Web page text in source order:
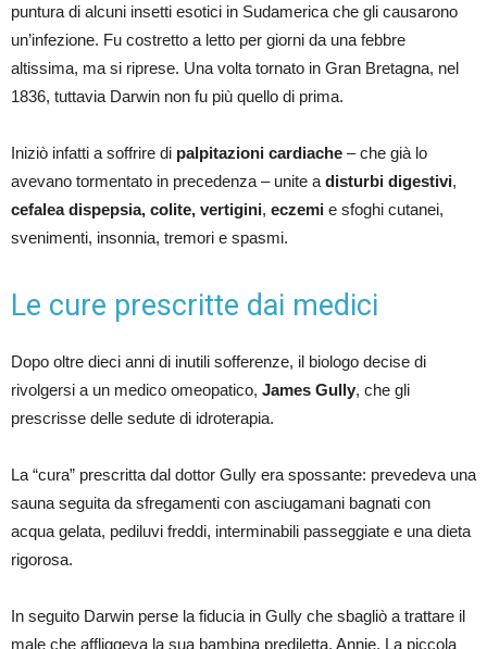
puntura di alcuni insetti esotici in Sudamerica che gli causarono
un’infezione. Fu costretto a letto per giorni da una febbre
altissima, ma si riprese. Una volta tornato in Gran Bretagna, nel
1836, tuttavia Darwin non fu più quello di prima.
Iniziò infatti a soffrire di palpitazioni cardiache – che già lo
avevano tormentato in precedenza – unite a disturbi digestivi,
cefalea dispepsia, colite, vertigini, eczemi e sfoghi cutanei,
svenimenti, insonnia, tremori e spasmi.
Le cure prescritte dai medici
Dopo oltre dieci anni di inutili sofferenze, il biologo decise di
rivolgersi a un medico omeopatico, James Gully, che gli
prescrisse delle sedute di idroterapia.
La “cura” prescritta dal dottor Gully era spossante: prevedeva una
sauna seguita da sfregamenti con asciugamani bagnati con
acqua gelata, pediluvi freddi, interminabili passeggiate e una dieta
rigorosa.
In seguito Darwin perse la fiducia in Gully che sbagliò a trattare il
male che affliggeva la sua bambina prediletta, Annie. La piccola